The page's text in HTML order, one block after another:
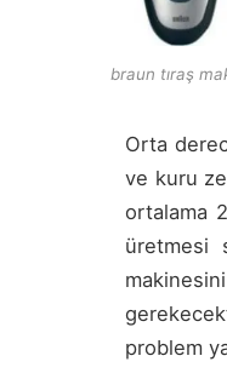
braun tıraş
Orta
ve kuru
ortalama
üretmesi
problem